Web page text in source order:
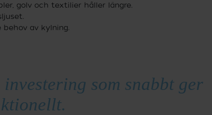
golv och textilier håller längre.
av kylning.
som snabbt ger